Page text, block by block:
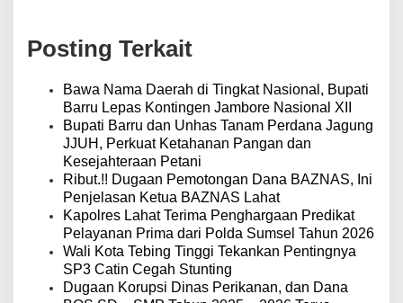
a
s
Posting Terkait
Bawa Nama Daerah di Tingkat Nasional, Bupati
Barru Lepas Kontingen Jambore Nasional XII
Bupati Barru dan Unhas Tanam Perdana Jagung
JJUH, Perkuat Ketahanan Pangan dan
Kesejahteraan Petani
Ribut.!! Dugaan Pemotongan Dana BAZNAS, Ini
Penjelasan Ketua BAZNAS Lahat
Kapolres Lahat Terima Penghargaan Predikat
Pelayanan Prima dari Polda Sumsel Tahun 2026
Wali Kota Tebing Tinggi Tekankan Pentingnya
SP3 Catin Cegah Stunting
Dugaan Korupsi Dinas Perikanan, dan Dana